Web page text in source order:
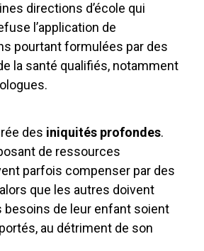
directions d’école qui
l’application de
pourtant formulées par des
la santé qualifiés, notamment
des iniquités profondes.
de ressources
parfois compenser par des
que les autres doivent
besoins de leur enfant soient
au détriment de son